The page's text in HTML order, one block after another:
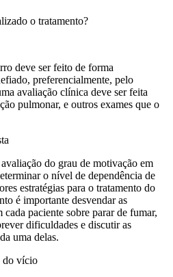
o tratamento?
deve ser feito de forma
preferencialmente, pelo
avaliação clínica deve ser feita
pulmonar, e outros exames que o
do grau de motivação em
o nível de dependência de
estratégias para o tratamento do
é importante desvendar as
paciente sobre parar de fumar,
dificuldades e discutir as
uma delas.
do vício